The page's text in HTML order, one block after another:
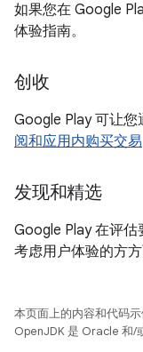
如果您在 Google
体验指南。
创收
Google Play 可让
阅和应用内购买交易
发现和精选
Google Play 在评
考虑用户体验的方方
本页面上的内容和代码
OpenJDK 是 Oracle 和/